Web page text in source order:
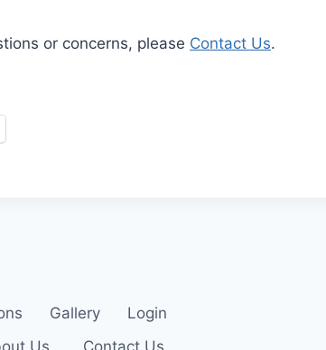
or concerns, please Contact Us.
Gallery
Login